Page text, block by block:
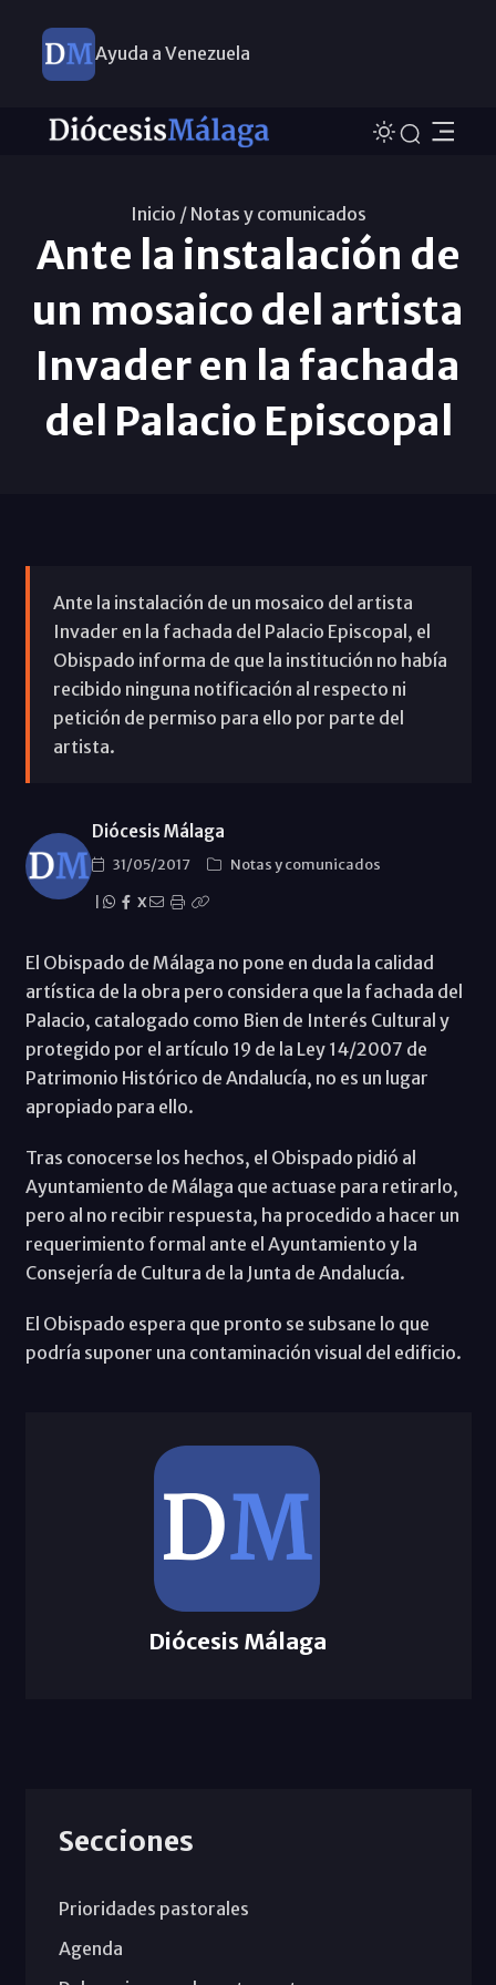
Ayuda a Venezuela
Inicio / Notas y comunicados
Ante la instalación de
un mosaico del artista
Invader en la fachada
del Palacio Episcopal
Ante la instalación de un mosaico del artista
Invader en la fachada del Palacio Episcopal, el
Obispado informa de que la institución no había
recibido ninguna notificación al respecto ni
petición de permiso para ello por parte del
artista.
Diócesis Málaga
31/05/2017
Notas y comunicados
X
El Obispado de Málaga no pone en duda la calidad
artística de la obra pero considera que la fachada del
Palacio, catalogado como Bien de Interés Cultural y
protegido por el artículo 19 de la Ley 14/2007 de
Patrimonio Histórico de Andalucía, no es un lugar
apropiado para ello.
Tras conocerse los hechos, el Obispado pidió al
Ayuntamiento de Málaga que actuase para retirarlo,
pero al no recibir respuesta, ha procedido a hacer un
requerimiento formal ante el Ayuntamiento y la
Consejería de Cultura de la Junta de Andalucía.
El Obispado espera que pronto se subsane lo que
podría suponer una contaminación visual del edificio.
Diócesis Málaga
Secciones
Prioridades pastorales
Agenda